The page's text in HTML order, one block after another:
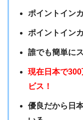
ポイントイン
ポイントイン
誰でも簡単に
現在日本で
ビス！
優良だから日